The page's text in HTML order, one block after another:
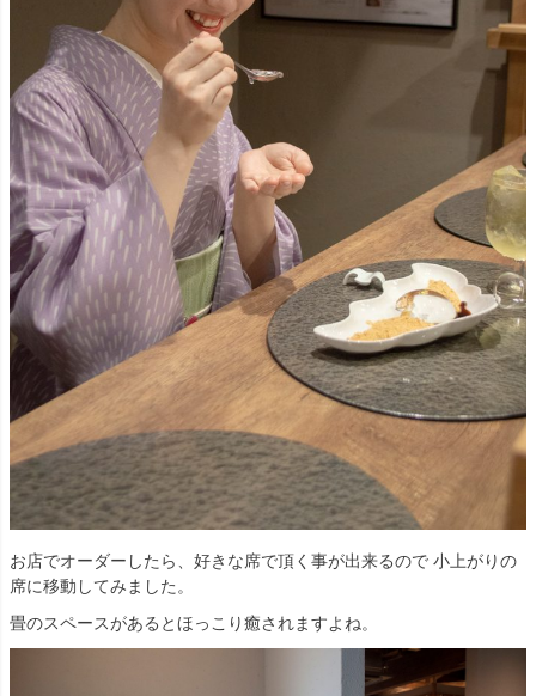
お店でオーダーしたら、好きな席で頂く事が出来るので 小上がりの
席に移動してみました。
畳のスペースがあるとほっこり癒されますよね。